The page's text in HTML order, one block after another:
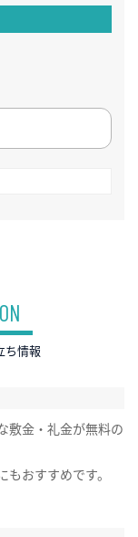
ち情報
敷金・礼金が無料の
おすすめです。